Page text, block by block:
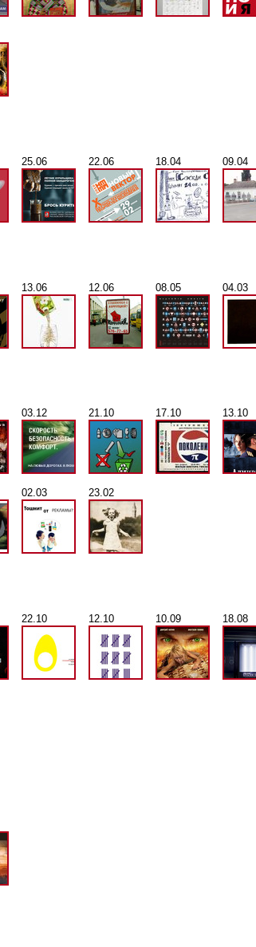
25.06 22.06 18.04 09.04
13.06 12.06 08.05 04.03
03.12 21.10 17.10 13.10
02.03 23.02
22.10 12.10 10.09 18.08